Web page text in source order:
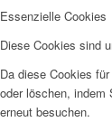
Essenzielle Cookies
Diese Cookies sind
Da diese Cookies
oder löschen, indem
erneut besuchen.